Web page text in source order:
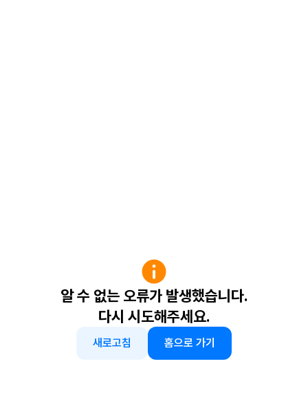
알 수 없는 오류가 발생했습니다.
다시 시도해주세요.
새로고침 홈으로 가기